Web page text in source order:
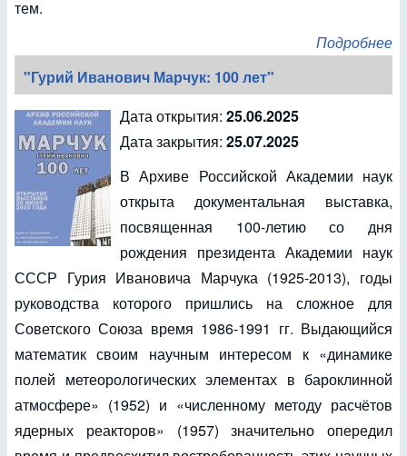
тем.
Подробнее
"Гурий Иванович Марчук: 100 лет"
Дата открытия: 25.06.2025
Дата закрытия: 25.07.2025
В Архиве Российской Академии наук
открыта документальная выставка,
посвященная 100-летию со дня
рождения президента Академии наук
СССР Гурия Ивановича Марчука (1925-2013), годы
руководства которого пришлись на сложное для
Советского Союза время 1986-1991 гг. Выдающийся
математик своим научным интересом к «динамике
полей метеорологических элементах в бароклинной
атмосфере» (1952) и «численному методу расчётов
ядерных реакторов» (1957) значительно опередил